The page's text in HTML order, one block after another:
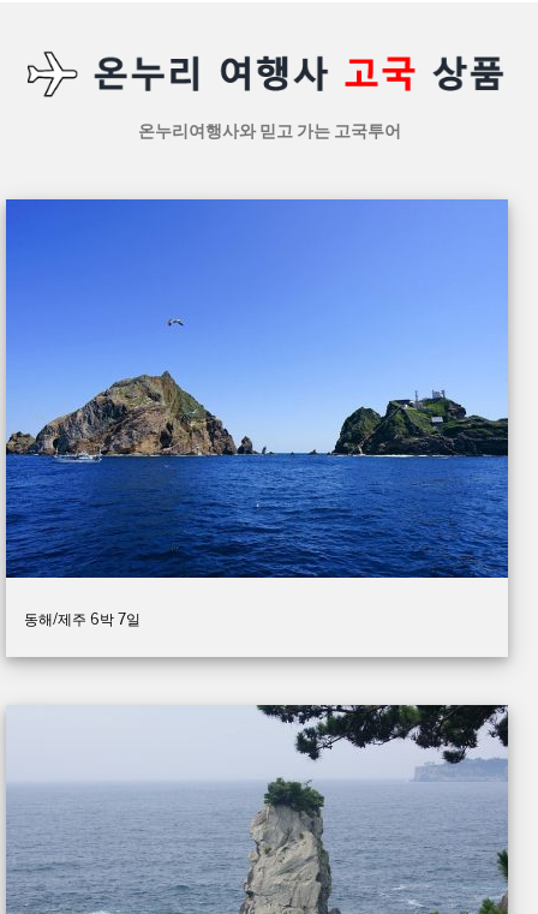
온누리여행사와 믿고 가는 고국투어
동해/제주 6박 7일